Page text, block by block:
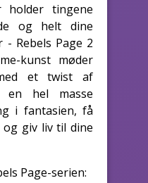
holder tingene
og helt dine
- Rebels Page 2
kunst møder
et twist af
en hel masse
i fantasien, få
giv liv til dine
Page-serien: